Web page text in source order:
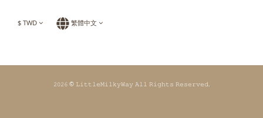
$ TWD 繁體中文
𝟸𝟶𝟸𝟼 © 𝙻𝚒𝚝𝚝𝚕𝚎𝙼𝚒𝚕𝚔𝚢𝚆𝚊𝚢 𝙰𝚕𝚕 𝚁𝚒𝚐𝚑𝚝𝚜 𝚁𝚎𝚜𝚎𝚛𝚟𝚎𝚍.